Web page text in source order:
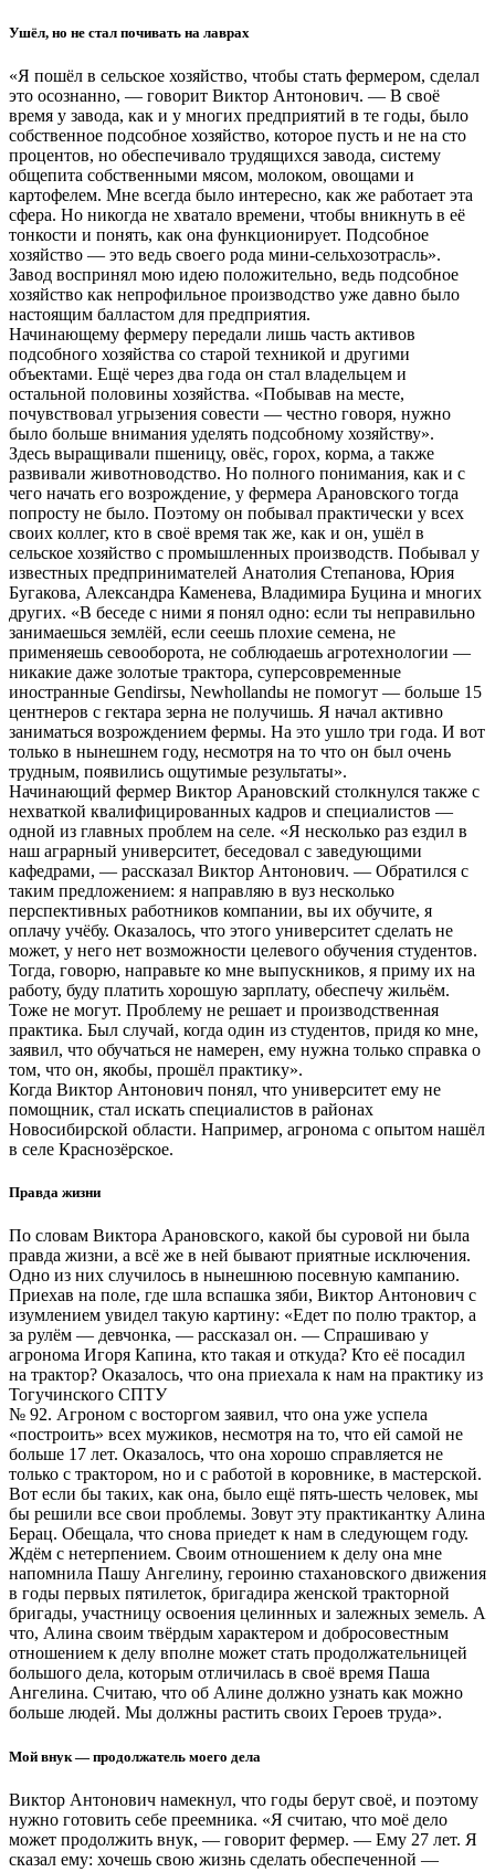
Ушёл, но не стал почивать на лаврах
«Я пошёл в сельское хозяйство, чтобы стать фермером, сделал
это осознанно, — говорит Виктор Антонович. — В своё
время у завода, как и у многих предприятий в те годы, было
собственное подсобное хозяйство, которое пусть и не на сто
процентов, но обеспечивало трудящихся завода, систему
общепита собственными мясом, молоком, овощами и
картофелем. Мне всегда было интересно, как же работает эта
сфера. Но никогда не хватало времени, чтобы вникнуть в её
тонкости и понять, как она функционирует. Подсобное
хозяйство — это ведь своего рода мини-сельхозотрасль».
Завод воспринял мою идею положительно, ведь подсобное
хозяйство как непрофильное производство уже давно было
настоящим балластом для предприятия.
Начинающему фермеру передали лишь часть активов
подсобного хозяйства со старой техникой и другими
объектами. Ещё через два года он стал владельцем и
остальной половины хозяйства. «Побывав на месте,
почувствовал угрызения совести — честно говоря, нужно
было больше внимания уделять подсобному хозяйству».
Здесь выращивали пшеницу, овёс, горох, корма, а также
развивали животноводство. Но полного понимания, как и с
чего начать его возрождение, у фермера Арановского тогда
попросту не было. Поэтому он побывал практически у всех
своих коллег, кто в своё время так же, как и он, ушёл в
сельское хозяйство с промышленных производств. Побывал у
известных предпринимателей Анатолия Степанова, Юрия
Бугакова, Александра Каменева, Владимира Буцина и многих
других. «В беседе с ними я понял одно: если ты неправильно
занимаешься землёй, если сеешь плохие семена, не
применяешь севооборота, не соблюдаешь агротехнологии —
никакие даже золотые трактора, суперсовременные
иностранные Gendirsы, Newhollandы не помогут — больше 15
центнеров с гектара зерна не получишь. Я начал активно
заниматься возрождением фермы. На это ушло три года. И вот
только в нынешнем году, несмотря на то что он был очень
трудным, появились ощутимые результаты».
Начинающий фермер Виктор Арановский столкнулся также с
нехваткой квалифицированных кадров и специалистов —
одной из главных проблем на селе. «Я несколько раз ездил в
наш аграрный университет, беседовал с заведующими
кафедрами, — рассказал Виктор Антонович. — Обратился с
таким предложением: я направляю в вуз несколько
перспективных работников компании, вы их обучите, я
оплачу учёбу. Оказалось, что этого университет сделать не
может, у него нет возможности целевого обучения студентов.
Тогда, говорю, направьте ко мне выпускников, я приму их на
работу, буду платить хорошую зарплату, обеспечу жильём.
Тоже не могут. Проблему не решает и производственная
практика. Был случай, когда один из студентов, придя ко мне,
заявил, что обучаться не намерен, ему нужна только справка о
том, что он, якобы, прошёл практику».
Когда Виктор Антонович понял, что университет ему не
помощник, стал искать специалистов в районах
Новосибирской области. Например, агронома с опытом нашёл
в селе Краснозёрское.
Правда жизни
По словам Виктора Арановского, какой бы суровой ни была
правда жизни, а всё же в ней бывают приятные исключения.
Одно из них случилось в нынешнюю посевную кампанию.
Приехав на поле, где шла вспашка зяби, Виктор Антонович с
изумлением увидел такую картину: «Едет по полю трактор, а
за рулём — девчонка, — рассказал он. — Спрашиваю у
агронома Игоря Капина, кто такая и откуда? Кто её посадил
на трактор? Оказалось, что она приехала к нам на практику из
Тогучинского СПТУ
№ 92. Агроном с восторгом заявил, что она уже успела
«построить» всех мужиков, несмотря на то, что ей самой не
больше 17 лет. Оказалось, что она хорошо справляется не
только с трактором, но и с работой в коровнике, в мастерской.
Вот если бы таких, как она, было ещё пять-шесть человек, мы
бы решили все свои проблемы. Зовут эту практикантку Алина
Берац. Обещала, что снова приедет к нам в следующем году.
Ждём с нетерпением. Своим отношением к делу она мне
напомнила Пашу Ангелину, героиню стахановского движения
в годы первых пятилеток, бригадира женской тракторной
бригады, участницу освоения целинных и залежных земель. А
что, Алина своим твёрдым характером и добросовестным
отношением к делу вполне может стать продолжательницей
большого дела, которым отличилась в своё время Паша
Ангелина. Считаю, что об Алине должно узнать как можно
больше людей. Мы должны растить своих Героев труда».
Мой внук — продолжатель моего дела
Виктор Антонович намекнул, что годы берут своё, и поэтому
нужно готовить себе преемника. «Я считаю, что моё дело
может продолжить внук, — говорит фермер. — Ему 27 лет. Я
сказал ему: хочешь свою жизнь сделать обеспеченной —